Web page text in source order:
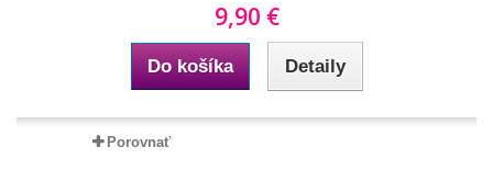
9,90 €
Do košíka Detaily
Porovnať